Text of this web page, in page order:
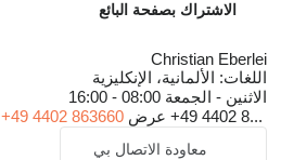
الاشتراك بصفحة البائع
Christian Eberlei
اللغات: الألمانية، الإنكليزية
الاثنين - الجمعة 08:00 - 16:00
+49 4402 8... عرض +49 4402 863660
معاودة الاتصال بي